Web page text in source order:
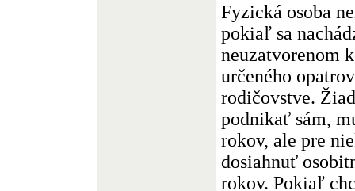
Fyzická osoba
pokiaľ sa
neuzatvorenom
určeného
rodičovstve.
podnikať sám,
rokov, ale pre
dosiahnuť
rokov. Pokiaľ